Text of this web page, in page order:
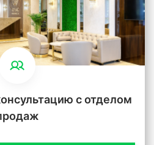
с отделом